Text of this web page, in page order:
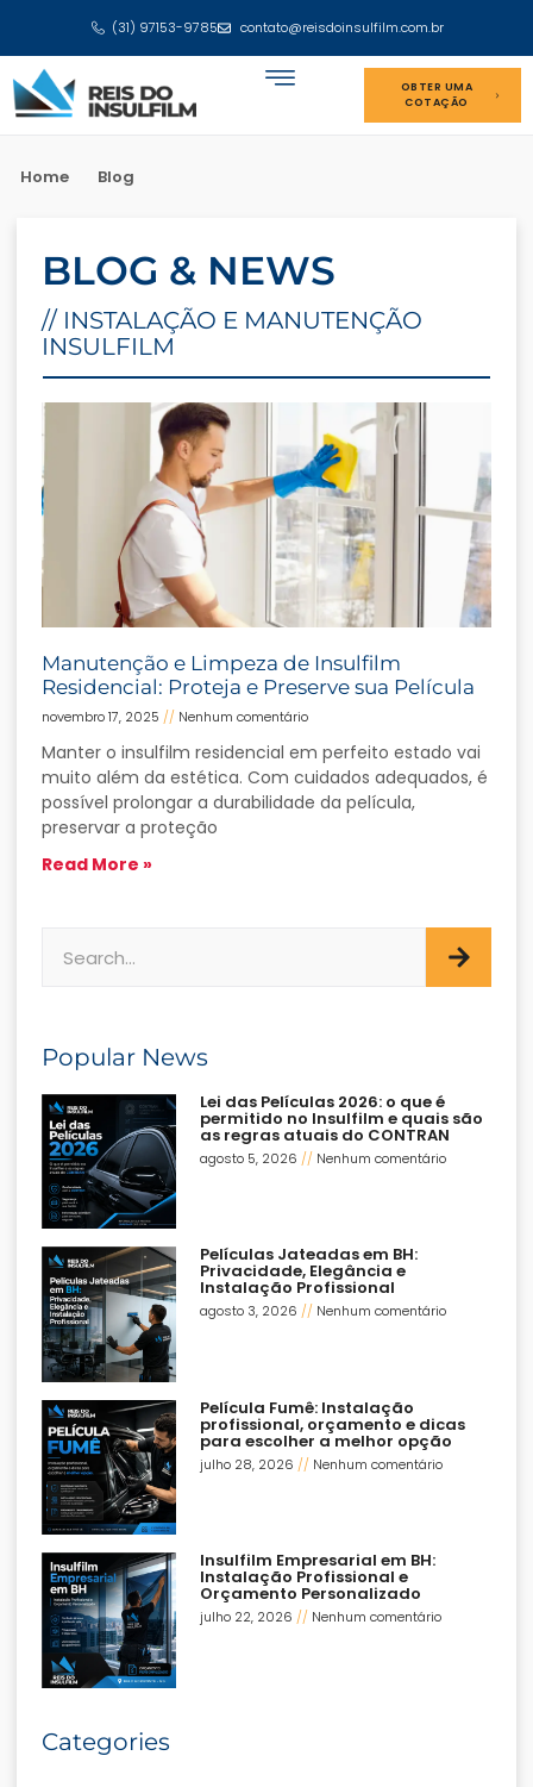
(31) 97153-9785 contato@reisdoinsulfilm.com.br
OBTER UMA
COTAÇÃO
Home Blog
BLOG & NEWS
// INSTALAÇÃO E MANUTENÇÃO
INSULFILM
Manutenção e Limpeza de Insulfilm
Residencial: Proteja e Preserve sua Película
novembro 17, 2025 Nenhum comentário
Manter o insulfilm residencial em perfeito estado vai
muito além da estética. Com cuidados adequados, é
possível prolongar a durabilidade da película,
preservar a proteção
Read More »
Popular News
Lei das Películas 2026: o que é
permitido no Insulfilm e quais são
as regras atuais do CONTRAN
agosto 5, 2026 Nenhum comentário
Películas Jateadas em BH:
Privacidade, Elegância e
Instalação Profissional
agosto 3, 2026 Nenhum comentário
Película Fumê: Instalação
profissional, orçamento e dicas
para escolher a melhor opção
julho 28, 2026 Nenhum comentário
Insulfilm Empresarial em BH:
Instalação Profissional e
Orçamento Personalizado
julho 22, 2026 Nenhum comentário
Categories